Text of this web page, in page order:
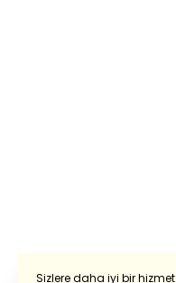
Sizlere daha iyi bir